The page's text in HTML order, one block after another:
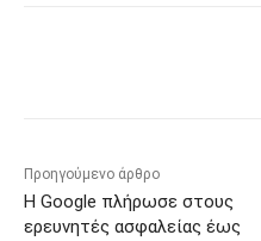
Προηγούμενο άρθρο
Η Google πλήρωσε στους
ερευνητές ασφαλείας έως